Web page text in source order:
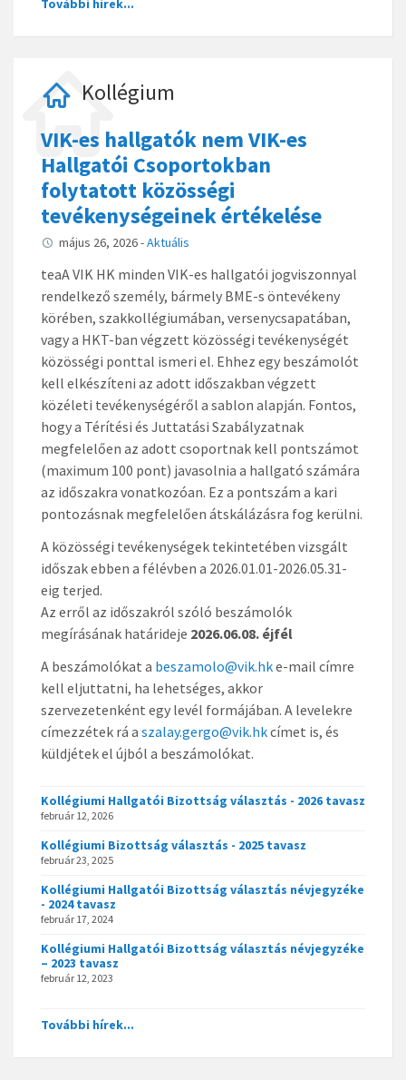
További hírek...
Kollégium
VIK-es hallgatók nem VIK-es
Hallgatói Csoportokban
folytatott közösségi
tevékenységeinek értékelése
május 26, 2026-Aktuális
teaA VIK HK minden VIK-es hallgatói jogviszonnyal
rendelkező személy, bármely BME-s öntevékeny
körében, szakkollégiumában, versenycsapatában,
vagy a HKT-ban végzett közösségi tevékenységét
közösségi ponttal ismeri el. Ehhez egy beszámolót
kell elkészíteni az adott időszakban végzett
közéleti tevékenységéről a sablon alapján. Fontos,
hogy a Térítési és Juttatási Szabályzatnak
megfelelően az adott csoportnak kell pontszámot
(maximum 100 pont) javasolnia a hallgató számára
az időszakra vonatkozóan. Ez a pontszám a kari
pontozásnak megfelelően átskálázásra fog kerülni.
A közösségi tevékenységek tekintetében vizsgált
időszak ebben a félévben a 2026.01.01-2026.05.31-
eig terjed.
Az erről az időszakról szóló beszámolók
megírásának határideje 2026.06.08. éjfél
A beszámolókat a beszamolo@vik.hke-mail címre
kell eljuttatni, ha lehetséges, akkor
szervezetenként egy levél formájában. A levelekre
címezzétek rá a szalay.gergo@vik.hkcímet is, és
küldjétek el újból a beszámolókat.
Kollégiumi Hallgatói Bizottság választás - 2026 tavasz
február 12, 2026
Kollégiumi Bizottság választás - 2025 tavasz
február 23, 2025
Kollégiumi Hallgatói Bizottság választás névjegyzéke
- 2024 tavasz
február 17, 2024
Kollégiumi Hallgatói Bizottság választás névjegyzéke
– 2023 tavasz
február 12, 2023
További hírek...